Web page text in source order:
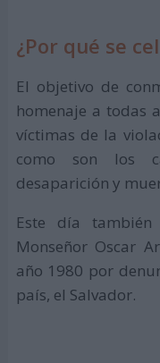
¿Por qué se
El objetivo de
homenaje a todas
víctimas de la
como son los
desaparición y
Este día
Monseñor Oscar
año 1980 por
país, el Salvador.